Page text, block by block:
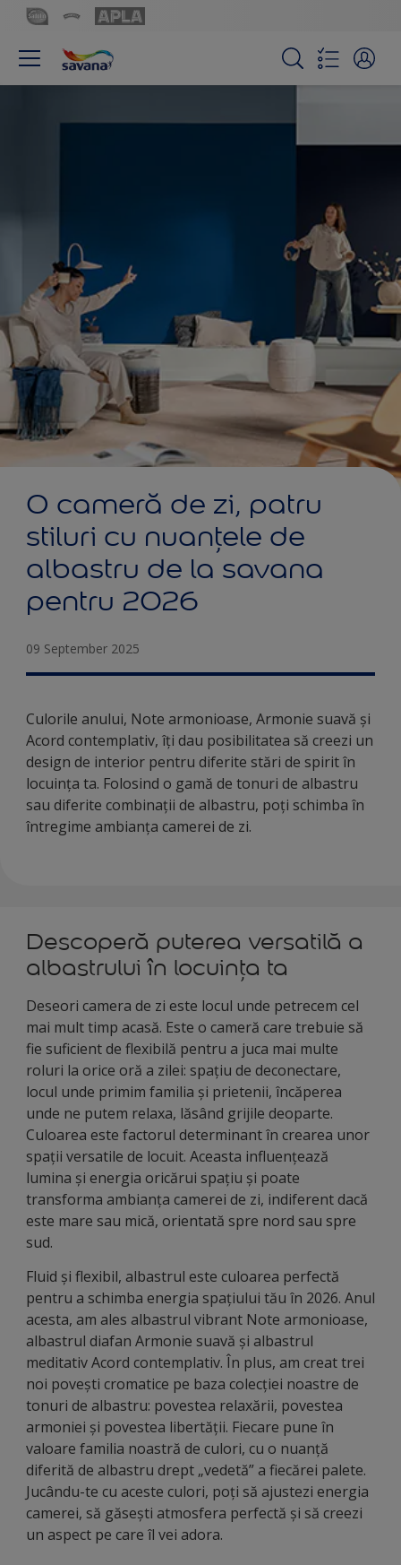
O cameră de zi, patru
stiluri cu nuanțele de
albastru de la savana
pentru 2026
09 September 2025
Culorile anului, Note armonioase, Armonie suavă și
Acord contemplativ, îți dau posibilitatea să creezi un
design de interior pentru diferite stări de spirit în
locuința ta. Folosind o gamă de tonuri de albastru
sau diferite combinații de albastru, poți schimba în
întregime ambianța camerei de zi.
Descoperă puterea versatilă a
albastrului în locuința ta
Deseori camera de zi este locul unde petrecem cel
mai mult timp acasă. Este o cameră care trebuie să
fie suficient de flexibilă pentru a juca mai multe
roluri la orice oră a zilei: spațiu de deconectare,
locul unde primim familia și prietenii, încăperea
unde ne putem relaxa, lăsând grijile deoparte.
Culoarea este factorul determinant în crearea unor
spații versatile de locuit. Aceasta influențează
lumina și energia oricărui spațiu și poate
transforma ambianța camerei de zi, indiferent dacă
este mare sau mică, orientată spre nord sau spre
sud.
Fluid și flexibil, albastrul este culoarea perfectă
pentru a schimba energia spațiului tău în 2026. Anul
acesta, am ales albastrul vibrant Note armonioase,
albastrul diafan Armonie suavă și albastrul
meditativ Acord contemplativ. În plus, am creat trei
noi povești cromatice pe baza colecției noastre de
tonuri de albastru: povestea relaxării, povestea
armoniei și povestea libertății. Fiecare pune în
valoare familia noastră de culori, cu o nuanță
diferită de albastru drept „vedetă” a fiecărei palete.
Jucându-te cu aceste culori, poți să ajustezi energia
camerei, să găsești atmosfera perfectă și să creezi
un aspect pe care îl vei adora.